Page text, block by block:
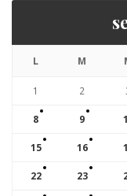
L M
1 2
8 9
15 16
22 23